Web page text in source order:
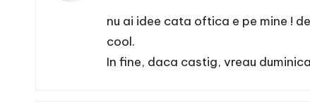
nu ai idee cata oftica e pe mine !
cool.
In fine, daca castig, vreau